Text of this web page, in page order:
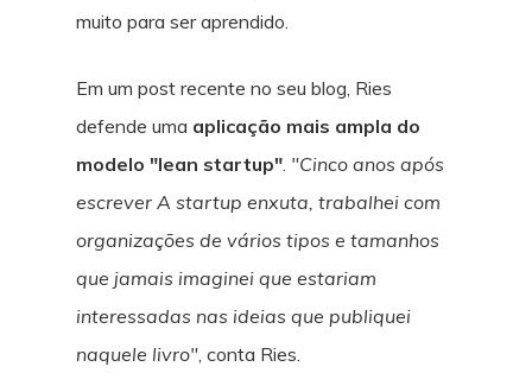
muito para ser aprendido.
Em um post recente no seu blog, Ries
defende uma aplicação mais ampla do
modelo "lean startup". "Cinco anos após
escrever A startup enxuta, trabalhei com
organizações de vários tipos e tamanhos
que jamais imaginei que estariam
interessadas nas ideias que publiquei
naquele livro", conta Ries.